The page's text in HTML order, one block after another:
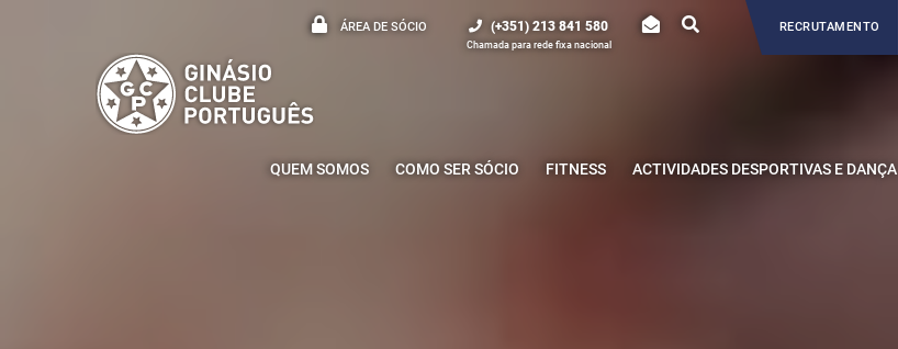
ÁREA DE SÓCIO (+351) 213 841 580
Chamada para rede fixa nacional
RECRUTAMENTO
QUEM SOMOS COMO SER SÓCIO FITNESS ACTIVIDADES DESPORTIVAS E DANÇA